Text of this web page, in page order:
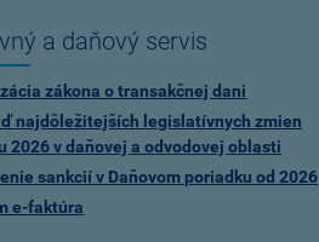
a daňový servis
zákona o transakčnej dani
najdôležitejších legislatívnych zmien
2026 v daňovej a odvodovej oblasti
sankcií v Daňovom poriadku od 2026
e-faktúra